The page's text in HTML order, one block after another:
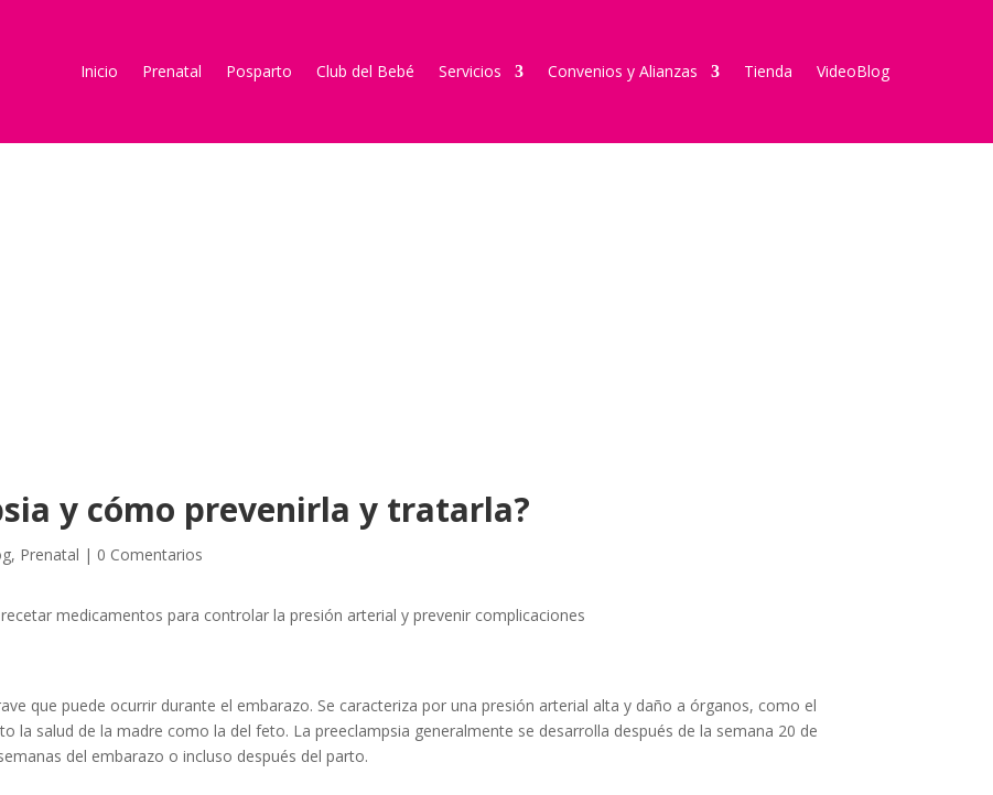
Inicio Prenatal Posparto Club del Bebé Servicios Convenios y Alianzas Tienda VideoBlog
y cómo prevenirla y tratarla?
, Prenatal | 0 Comentarios
que puede ocurrir durante el embarazo. Se caracteriza por una presión arterial alta y daño a órganos, como el
la salud de la madre como la del feto. La preeclampsia generalmente se desarrolla después de la semana 20 de
del embarazo o incluso después del parto.